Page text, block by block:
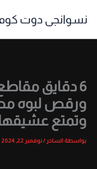
نسوانجى دوت
6 دقايق
ورقص لبوه
وتمتع
بواسطة الساحر/نوفمبر 22, 2024